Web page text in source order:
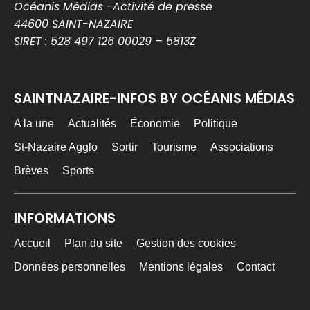
MEDIA WEB @mediawebinfos ·
Une arnaque aux faux agents refait surface en
Loire-Atlantique : la police appelle à la vigilance
appelle à la vigilance -...
plusieurs vols et tentatives d’escroquerie
impliquant de faux agents. Conseils pour
éviter les pièges.
@mediawebinfos
Notre-Dame-des-Landes : des semis contre le
projet de CRA de Nantes
Océanis Médias -Activité de presse
44600 SAINT-NAZAIRE
SIRET : 528 497 126 00029 – 5813Z
SAINTNAZAIRE-INFOS BY OCÉANIS MÉDIAS
A la une Actualités Économie
Politique
St-Nazaire Agglo
Sortir Tourisme
Associations
Brèves
Sports
INFORMATIONS
Accueil Plan du site
Gestion des cookies
Données personnelles
Mentions légales Contact